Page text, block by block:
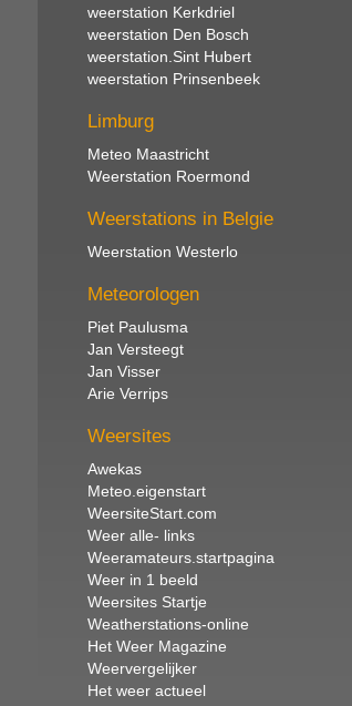
weerstation Kerkdriel
weerstation Den Bosch
weerstation.Sint Hubert
weerstation Prinsenbeek
Limburg
Meteo Maastricht
Weerstation Roermond
Weerstations in Belgie
Weerstation Westerlo
Meteorologen
Piet Paulusma
Jan Versteegt
Jan Visser
Arie Verrips
Weersites
Awekas
Meteo.eigenstart
WeersiteStart.com
Weer alle- links
Weeramateurs.startpagina
Weer in 1 beeld
Weersites Startje
Weatherstations-online
Het Weer Magazine
Weervergelijker
Het weer actueel